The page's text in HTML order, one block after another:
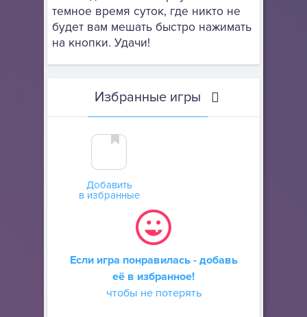
темное время суток, где никто не
будет вам мешать быстро нажимать
на кнопки. Удачи!
Избранные игры
Добавить
в избранные
Если игра понравилась - добавь
её в избранное!
чтобы не потерять